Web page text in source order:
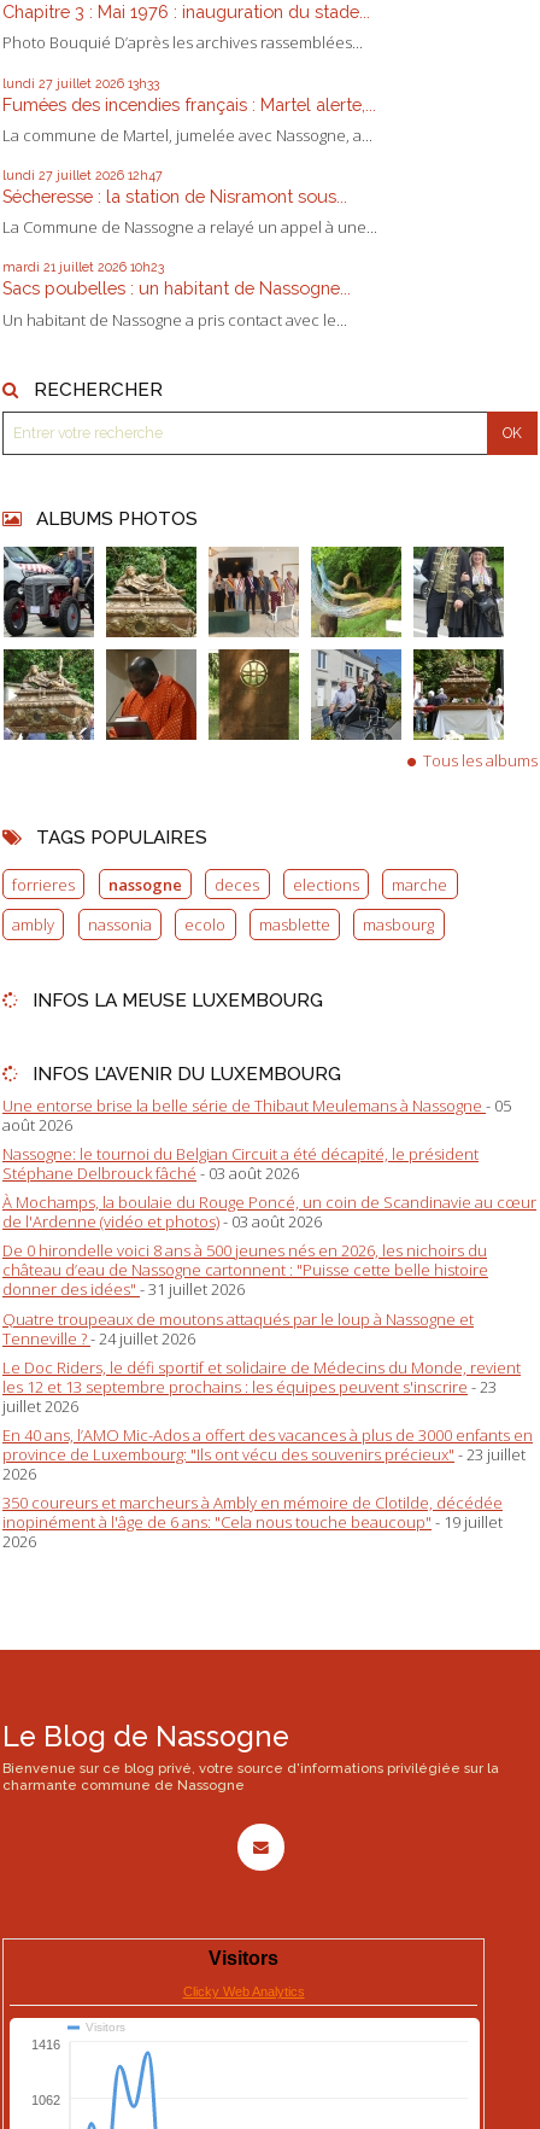
Chapitre 3 : Mai 1976 : inauguration du stade...
Photo Bouquié D’après les archives rassemblées...
lundi 27 juillet 2026 13h33
Fumées des incendies français : Martel alerte,...
La commune de Martel, jumelée avec Nassogne, a...
lundi 27 juillet 2026 12h47
Sécheresse : la station de Nisramont sous...
La Commune de Nassogne a relayé un appel à une...
mardi 21 juillet 2026 10h23
Sacs poubelles : un habitant de Nassogne...
Un habitant de Nassogne a pris contact avec le...
RECHERCHER
ALBUMS PHOTOS
Tous les albums
TAGS POPULAIRES
forrieres nassogne deces elections
marche
ambly
nassonia ecolo masblette masbourg
INFOS LA MEUSE LUXEMBOURG
INFOS L'AVENIR DU LUXEMBOURG
Une entorse brise la belle série de Thibaut Meulemans à Nassogne - 05
août 2026
Nassogne: le tournoi du Belgian Circuit a été décapité, le président
Stéphane Delbrouck fâché - 03 août 2026
À Mochamps, la boulaie du Rouge Poncé, un coin de Scandinavie au cœur
de l'Ardenne (vidéo et photos)- 03 août 2026
De 0 hirondelle voici 8 ans à 500 jeunes nés en 2026, les nichoirs du
château d’eau de Nassogne cartonnent : "Puisse cette belle histoire
donner des idées" - 31 juillet 2026
Quatre troupeaux de moutons attaqués par le loup à Nassogne et
Tenneville ?- 24 juillet 2026
Le Doc Riders, le défi sportif et solidaire de Médecins du Monde, revient
les 12 et 13 septembre prochains : les équipes peuvent s'inscrire - 23
juillet 2026
En 40 ans, l’AMO Mic-Ados a offert des vacances à plus de 3000 enfants en
province de Luxembourg: "Ils ont vécu des souvenirs précieux" - 23 juillet
2026
350 coureurs et marcheurs à Ambly en mémoire de Clotilde, décédée
inopinément à l'âge de 6 ans: "Cela nous touche beaucoup" - 19 juillet
2026
Le Blog de Nassogne
Bienvenue sur ce blog privé, votre source d'informations privilégiée sur la
charmante commune de Nassogne